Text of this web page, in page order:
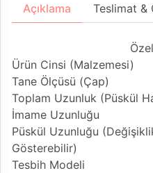
Açıklama Teslimat &
Ürün Cinsi (Malzemesi)
Tane Ölçüsü (Çap)
Toplam Uzunluk (Püskül
İmame Uzunluğu
Püskül Uzunluğu
Gösterebilir)
Tesbih Modeli